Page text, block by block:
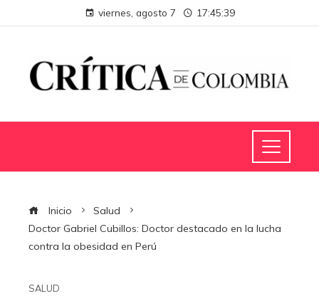
viernes, agosto 7 17:45:39
Inicio
Salud
Doctor Gabriel Cubillos: Doctor destacado en la lucha
contra la obesidad en Perú
SALUD